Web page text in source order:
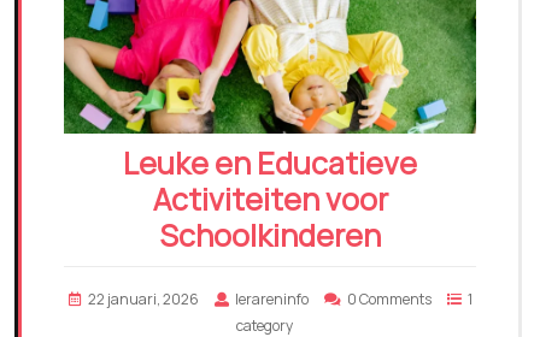
Leuke en Educatieve
Activiteiten voor
Schoolkinderen
22 januari, 2026 lerareninfo 0 Comments
1
category